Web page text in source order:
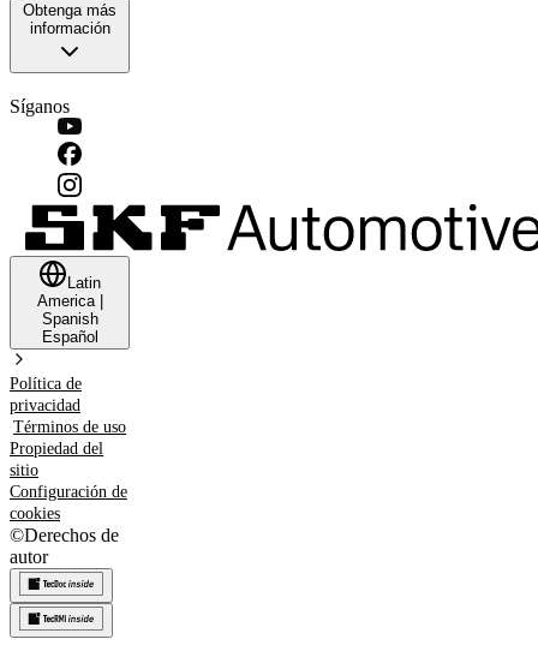
Obtenga más
información
Síganos
Latin
America|
Spanish
Español
Política de
privacidad
Términos de uso
Propiedad del
sitio
Configuración de
cookies
©Derechos de
autor